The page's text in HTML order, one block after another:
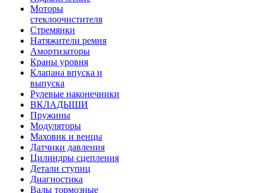
Моторы
стеклоочистителя
Стремянки
Натяжители ремня
Амортизаторы
Краны уровня
Клапана впуска и
выпуска
Рулевые наконечники
ВКЛАДЫШИ
Пружины
Модуляторы
Маховик и венцы
Датчики давления
Цилиндры сцепления
Детали ступиц
Диагностика
Валы тормозные